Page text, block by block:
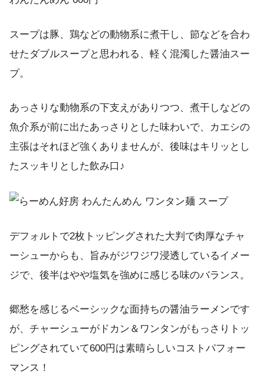
スープは豚、鶏などの動物系に煮干し、節などを合わ
せたダブルスープと思われる、軽く混濁した醤油スー
プ。
あっさりな動物系の下支えがありつつ、煮干しなどの
魚介系が前に出たあっさりとした味わいで、カエシの
主張はそれほど強くありませんが、後味はキリッとし
たスッキリとした飲み口♪
デフォルトで2枚トッピングされた大判で肉厚なチャ
ーシューからも、旨みがジワジワ浸透しているイメー
ジで、後半はやや塩気を強めに感じる味のバランス。
郷愁を感じるベーシックな面持ちの醤油ラーメンです
が、チャーシューがドカン＆ワンタンがもっさりトッ
ピングされていて600円は素晴らしいコストパフォー
マンス！